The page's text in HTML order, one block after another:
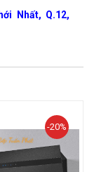
Nhất, Q.12,
-20%